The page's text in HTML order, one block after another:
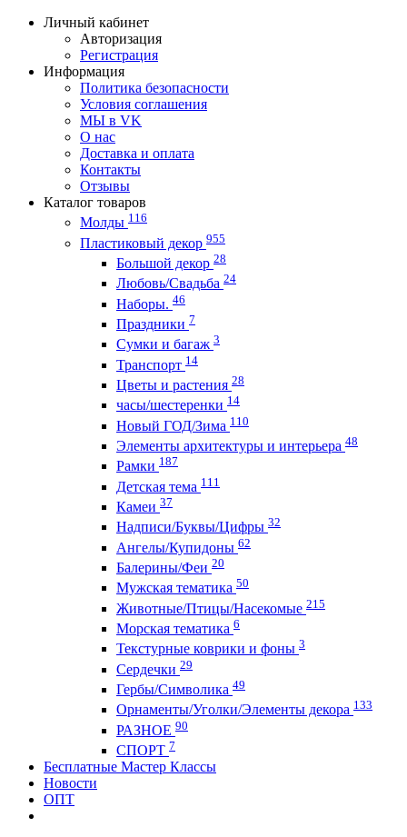
Личный кабинет
Авторизация
Регистрация
Информация
Политика безопасности
Условия соглашения
МЫ в VK
О нас
Доставка и оплата
Контакты
Отзывы
Каталог товаров
Молды 116
Пластиковый декор 955
Большой декор 28
Любовь/Cвадьба 24
Наборы. 46
Праздники 7
Сумки и багаж 3
Транспорт 14
Цветы и растения 28
часы/шестеренки 14
Новый ГОД/Зима 110
Элементы архитектуры и интерьера 48
Рамки 187
Детская тема 111
Камеи 37
Надписи/Буквы/Цифры 32
Ангелы/Купидоны 62
Балерины/Феи 20
Мужская тематика 50
Животные/Птицы/Насекомые 215
Морская тематика 6
Текстурные коврики и фоны 3
Сердечки 29
Гербы/Символика 49
Орнаменты/Уголки/Элементы декора 133
РАЗНОЕ 90
СПОРТ 7
Бесплатные Мастер Классы
Новости
ОПТ